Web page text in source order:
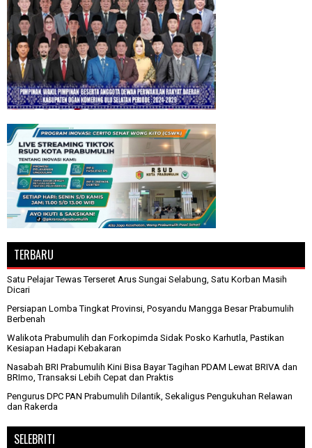
TERBARU
Satu Pelajar Tewas Terseret Arus Sungai Selabung, Satu Korban Masih
Dicari
Persiapan Lomba Tingkat Provinsi, Posyandu Mangga Besar Prabumulih
Berbenah
Walikota Prabumulih dan Forkopimda Sidak Posko Karhutla, Pastikan
Kesiapan Hadapi Kebakaran
Nasabah BRI Prabumulih Kini Bisa Bayar Tagihan PDAM Lewat BRIVA dan
BRImo, Transaksi Lebih Cepat dan Praktis
Pengurus DPC PAN Prabumulih Dilantik, Sekaligus Pengukuhan Relawan
dan Rakerda
SELEBRITI